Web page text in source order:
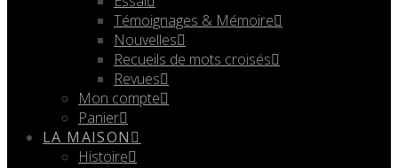
Témoignages & Mémoire
Nouvelles
Recueils de mots croisés
Revues
Mon compte
Panier
LA MAISON
Histoire